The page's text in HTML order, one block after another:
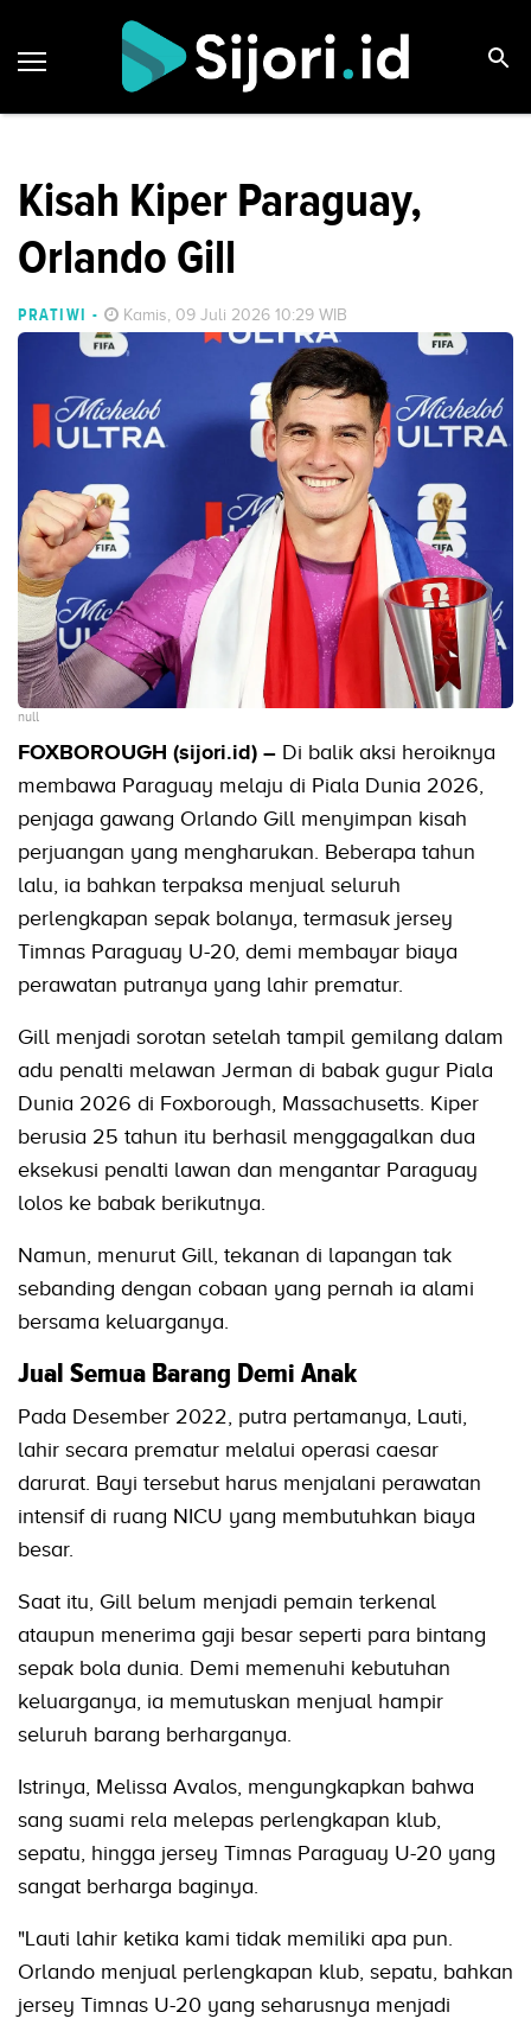
Kisah Kiper Paraguay,
Orlando Gill
PRATIWI - Kamis, 09 Juli 2026 10:29 WIB
null
FOXBOROUGH (sijori.id) – Di balik aksi heroiknya
membawa Paraguay melaju di Piala Dunia 2026,
penjaga gawang Orlando Gill menyimpan kisah
perjuangan yang mengharukan. Beberapa tahun
lalu, ia bahkan terpaksa menjual seluruh
perlengkapan sepak bolanya, termasuk jersey
Timnas Paraguay U-20, demi membayar biaya
perawatan putranya yang lahir prematur.
Gill menjadi sorotan setelah tampil gemilang dalam
adu penalti melawan Jerman di babak gugur Piala
Dunia 2026 di Foxborough, Massachusetts. Kiper
berusia 25 tahun itu berhasil menggagalkan dua
eksekusi penalti lawan dan mengantar Paraguay
lolos ke babak berikutnya.
Namun, menurut Gill, tekanan di lapangan tak
sebanding dengan cobaan yang pernah ia alami
bersama keluarganya.
Jual Semua Barang Demi Anak
Pada Desember 2022, putra pertamanya, Lauti,
lahir secara prematur melalui operasi caesar
darurat. Bayi tersebut harus menjalani perawatan
intensif di ruang NICU yang membutuhkan biaya
besar.
Saat itu, Gill belum menjadi pemain terkenal
ataupun menerima gaji besar seperti para bintang
sepak bola dunia. Demi memenuhi kebutuhan
keluarganya, ia memutuskan menjual hampir
seluruh barang berharganya.
Istrinya, Melissa Avalos, mengungkapkan bahwa
sang suami rela melepas perlengkapan klub,
sepatu, hingga jersey Timnas Paraguay U-20 yang
sangat berharga baginya.
"Lauti lahir ketika kami tidak memiliki apa pun.
Orlando menjual perlengkapan klub, sepatu, bahkan
jersey Timnas U-20 yang seharusnya menjadi